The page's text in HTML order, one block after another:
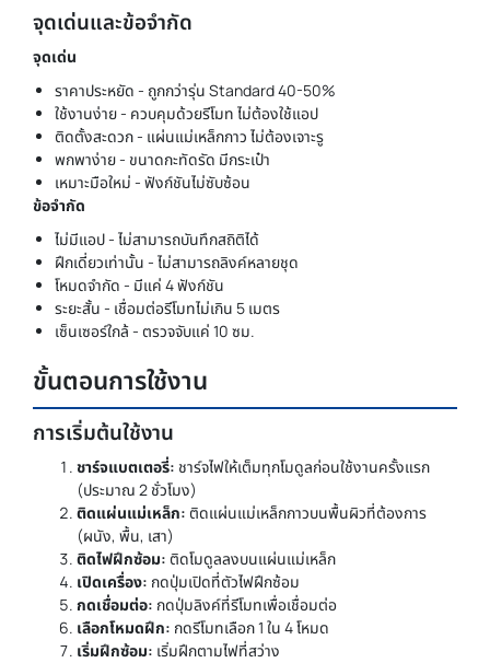
จุดเด่นและข้อจำกัด
จุดเด่น
ราคาประหยัด - ถูกกว่ารุ่น Standard 40-50%
ใช้งานง่าย - ควบคุมด้วยรีโมท ไม่ต้องใช้แอป
ติดตั้งสะดวก - แผ่นแม่เหล็กกาว ไม่ต้องเจาะรู
พกพาง่าย - ขนาดกะทัดรัด มีกระเป๋า
เหมาะมือใหม่ - ฟังก์ชันไม่ซับซ้อน
ข้อจำกัด
ไม่มีแอป - ไม่สามารถบันทึกสถิติได้
ฝึกเดี่ยวเท่านั้น - ไม่สามารถลิงค์หลายชุด
โหมดจำกัด - มีแค่ 4 ฟังก์ชัน
ระยะสั้น - เชื่อมต่อรีโมทไม่เกิน 5 เมตร
เซ็นเซอร์ใกล้ - ตรวจจับแค่ 10 ซม.
ขั้นตอนการใช้งาน
การเริ่มต้นใช้งาน
ชาร์จแบตเตอรี่: ชาร์จไฟให้เต็มทุกโมดูลก่อนใช้งานครั้งแรก
(ประมาณ 2 ชั่วโมง)
ติดแผ่นแม่เหล็ก: ติดแผ่นแม่เหล็กกาวบนพื้นผิวที่ต้องการ
(ผนัง, พื้น, เสา)
ติดไฟฝึกซ้อม: ติดโมดูลลงบนแผ่นแม่เหล็ก
เปิดเครื่อง: กดปุ่มเปิดที่ตัวไฟฝึกซ้อม
กดเชื่อมต่อ: กดปุ่มลิงค์ที่รีโมทเพื่อเชื่อมต่อ
เลือกโหมดฝึก: กดรีโมทเลือก 1 ใน 4 โหมด
เริ่มฝึกซ้อม: เริ่มฝึกตามไฟที่สว่าง